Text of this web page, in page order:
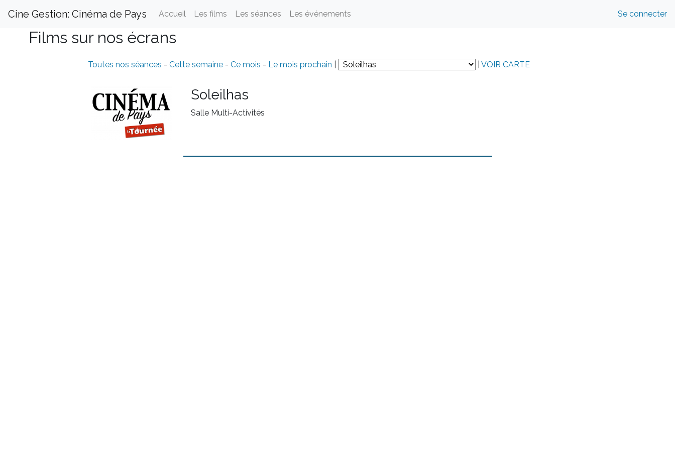
Cine Gestion: Cinéma de Pays Accueil Les films Les séances Les événements Se connecter
Films sur nos écrans
Toutes nos séances - Cette semaine- Ce mois - Le mois prochain VOIR CARTE
Soleilhas
Salle Multi-Activités